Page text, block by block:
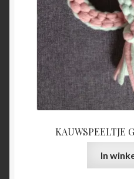
KAUWSPEELTJE
In